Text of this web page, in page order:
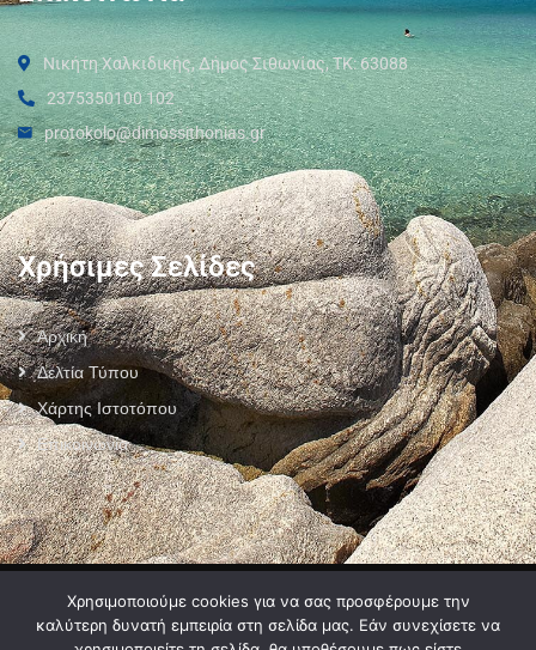
Νικήτη Χαλκιδικής, Δήμος Σιθωνίας, ΤΚ: 63088
2375350100 102
protokolo@dimossithonias.gr
Χρήσιμες Σελίδες
Αρχική
Δελτία Τύπου
Χάρτης Ιστοτόπου
Επικοινωνία
Όροι Χρήσης
Χρησιμοποιούμε cookies για να σας προσφέρουμε την
καλύτερη δυνατή εμπειρία στη σελίδα μας. Εάν συνεχίσετε να